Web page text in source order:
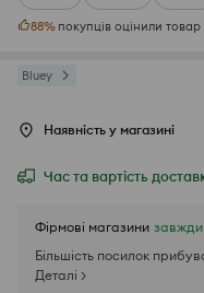
88% покупців оцінили
Bluey
Наявність у магазині
Час та вартість
Фірмові магазини завжди
Більшість посилок
Деталі >